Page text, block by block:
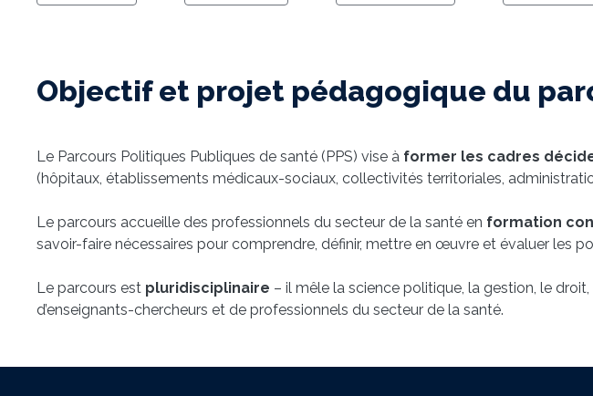
Objectif et projet pédagogique du
Le Parcours Politiques Publiques de santé (PPS) vise à former les cadres
(hôpitaux, établissements médicaux-sociaux, collectivités territoriales,
Le parcours accueille des professionnels du secteur de la santé en formation
savoir-faire nécessaires pour comprendre, définir, mettre en œuvre et évaluer les
Le parcours est pluridisciplinaire – il mêle la science politique, la gestion, le
d’enseignants-chercheurs et de professionnels du secteur de la santé.